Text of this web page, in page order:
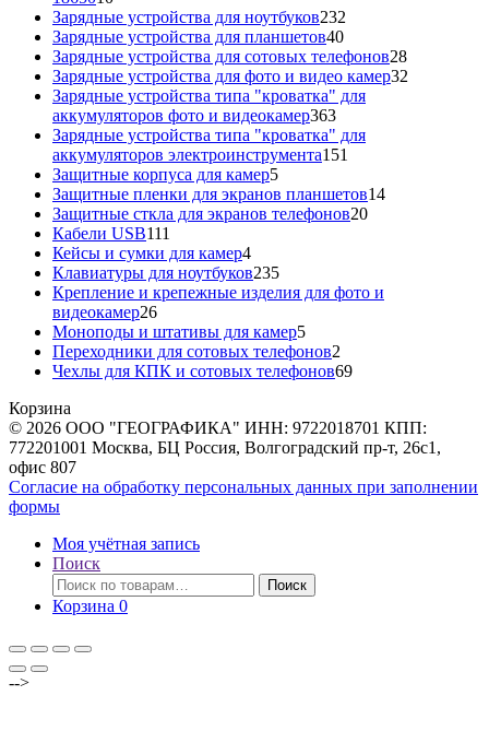
товаров
Зарядные устройства для ноутбуков232
Зарядные устройства для планшетов4040
товаров
Зарядные устройства для сотовых телефонов2828
товаров
Зарядные устройства для фото и видео камер32
Зарядные устройства типа "кроватка" для
аккумуляторов фото и видеокамер363363
товара
Зарядные устройства типа "кроватка" для
аккумуляторов электроинструмента151
Защитные корпуса для камер55
товаров
Защитные пленки для экранов планшетов1414
Защитные сткла для экранов телефонов2020
Кабели USB111
товаров
Кейсы и сумки для камер44
товара
Клавиатуры для ноутбуков235235
товаров
Крепление и крепежные изделия для фото и
видеокамер2626
товаров
Моноподы и штативы для камер55
товаров
Переходники для сотовых телефонов2
товара
Чехлы для КПК и сотовых телефонов6969
Корзина
© 2026 ООО "ГЕОГРАФИКА" ИНН: 9722018701 КПП:
772201001 Москва, БЦ Россия, Волгоградский пр-т, 26с1,
офис 807
Согласие на обработку персональных данных при заполнении
формы
Моя учётная запись
Поиск
Искать:
Поиск
Корзина 0
-->